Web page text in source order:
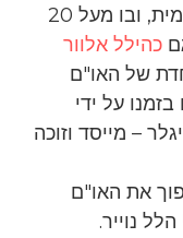
סותרות, המביאות לכדי פסילה עצמית, ובו מעל 20
כהילל אלוור
של האו"ם
על ידי
– מייסד וזוכה
את האו"ם